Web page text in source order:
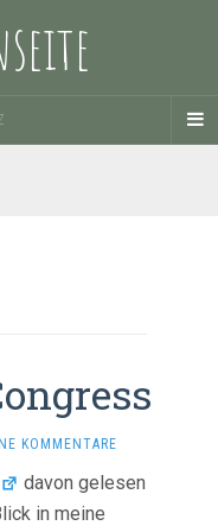
KOMMENTARE
davon gelesen
in meine